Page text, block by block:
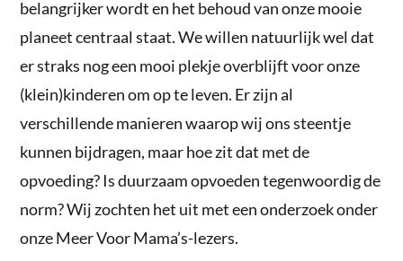
belangrijker wordt en het behoud van onze mooie
planeet centraal staat. We willen natuurlijk wel dat
er straks nog een mooi plekje overblijft voor onze
(klein)kinderen om op te leven. Er zijn al
verschillende manieren waarop wij ons steentje
kunnen bijdragen, maar hoe zit dat met de
opvoeding? Is duurzaam opvoeden tegenwoordig de
norm? Wij zochten het uit met een onderzoek onder
onze Meer Voor Mama’s-lezers.